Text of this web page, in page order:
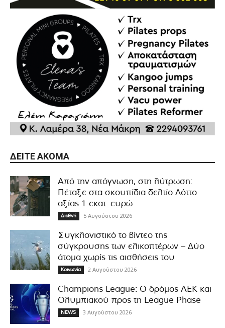
ΔΕΊΤΕ ΑΚΌΜΑ
Από την απόγνωση, στη λύτρωση:
Πέταξε στα σκουπίδια δελτίο Λόττο
αξίας 1 εκατ. ευρώ
Διεθνή 5 Αυγούστου 2026
Συγκλονιστικό το βίντεο της
σύγκρουσης των ελικοπτέρων – Δύο
άτομα χωρίς τις αισθήσεις του
Κοινωνία 2 Αυγούστου 2026
Champions League: Ο δρόμος ΑΕΚ και
Ολυμπιακού προς τη League Phase
NEWS 3 Αυγούστου 2026